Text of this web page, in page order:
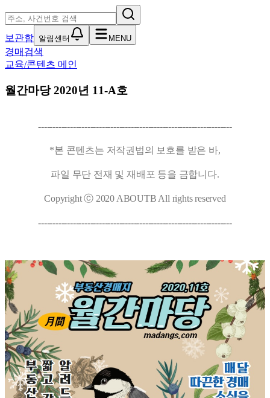
보관함 알림센터 MENU
경매검색
교육/콘텐츠 메인
월간마당 2020년 11-A호
-------------------------------------------------------------------
*본 콘텐츠는 저작권법의 보호를 받은 바,
파일 무단 전재 및 재배포 등을 금합니다.
Copyright ⓒ 2020 ABOUTB All rights reserved
-------------------------------------------------------------------